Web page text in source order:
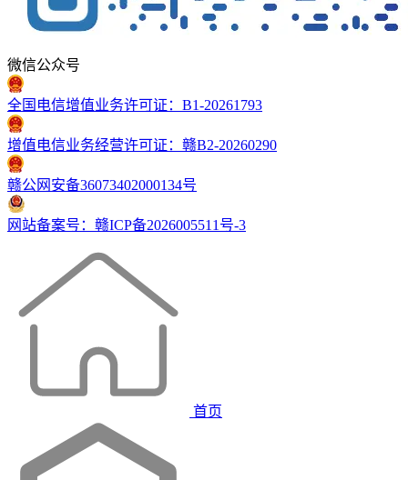
微信公众号
全国电信增值业务许可证：B1-20261793
增值电信业务经营许可证：赣B2-20260290
赣公网安备36073402000134号
网站备案号：赣ICP备2026005511号-3
首页